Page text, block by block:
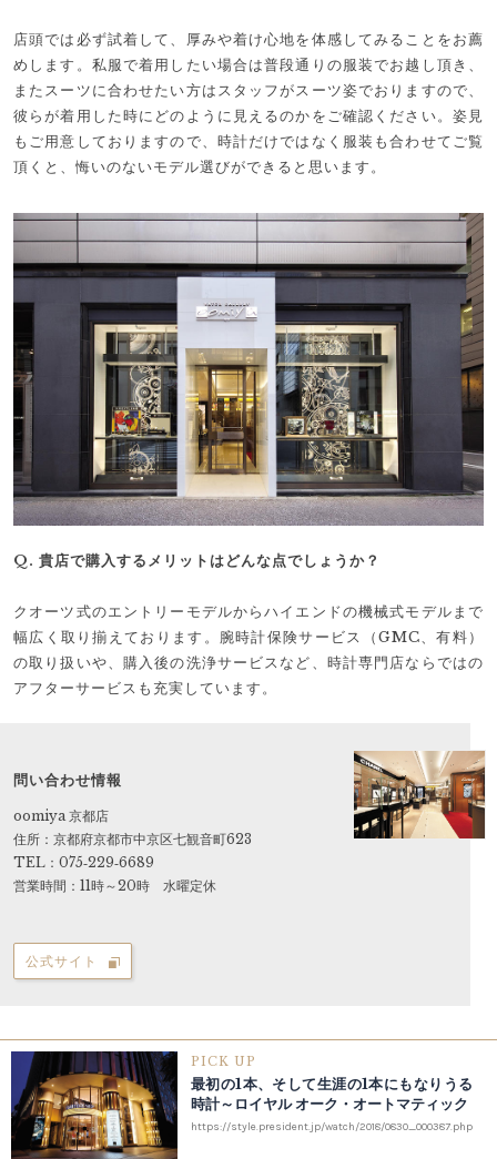
店頭では必ず試着して、厚みや着け心地を体感してみることをお薦
めします。私服で着用したい場合は普段通りの服装でお越し頂き、
またスーツに合わせたい方はスタッフがスーツ姿でおりますので、
彼らが着用した時にどのように見えるのかをご確認ください。姿見
もご用意しておりますので、時計だけではなく服装も合わせてご覧
頂くと、悔いのないモデル選びができると思います。
Q. 貴店で購入するメリットはどんな点でしょうか？
クオーツ式のエントリーモデルからハイエンドの機械式モデルまで
幅広く取り揃えております。腕時計保険サービス（GMC、有料）
の取り扱いや、購入後の洗浄サービスなど、時計専門店ならではの
アフターサービスも充実しています。
問い合わせ情報
oomiya 京都店
住所：京都府京都市中京区七観音町623
TEL：075‐229‐6689
営業時間：11時～20時 水曜定休
公式サイト
PICK UP
最初の1本、そして生涯の1本にもなりうる
時計～ロイヤル オーク・オートマティック
https://style.president.jp/watch/2018/0830_000387.php